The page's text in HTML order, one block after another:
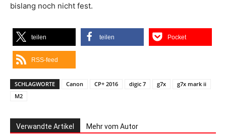
bislang noch nicht fest.
teilen teilen Pocket
RSS-feed
SCHLAGWORTE Canon CP+ 2016 digic 7 g7x
g7x mark ii
M2
Verwandte Artikel Mehr vom Autor